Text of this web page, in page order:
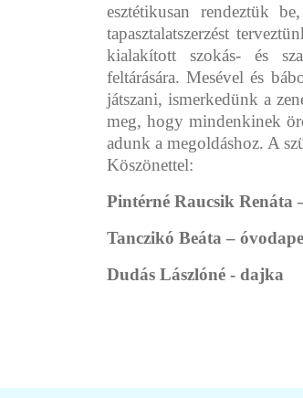
esztétikusan rendeztük
tapasztalatszerzést
kialakított szokás- és
feltárására. Mesével és
játszani, ismerkedünk a
meg, hogy mindenkinek
adunk a megoldáshoz. A
Köszönettel:
Pintérné Raucsik Renáta
Tanczikó Beáta –
Dudás Lászlóné - dajka